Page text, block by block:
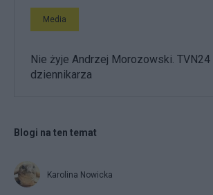
Media
Nie żyje Andrzej Morozowski. TVN24
dziennikarza
Blogi na ten temat
Karolina Nowicka